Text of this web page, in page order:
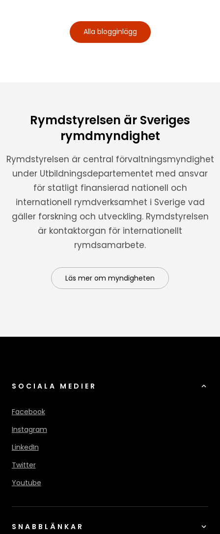
Alla blogginlägg
Rymdstyrelsen är Sveriges
rymdmyndighet
Rymdstyrelsen är central förvaltningsmyndighet
under Utbildningsdepartementet med ansvar
för statligt finansierad nationell och
internationell rymdverksamhet i Sverige vad
gäller forskning och utveckling. Rymdstyrelsen
är kontaktorgan för internationellt
rymdsamarbete.
Läs mer om myndigheten
SOCIALA MEDIER
Facebook
Instagram
LinkedIn
Twitter
Youtube
SNABBLÄNKAR